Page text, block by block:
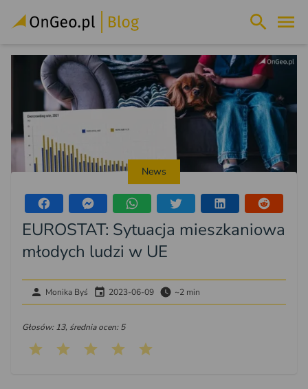
News
EUROSTAT: Sytuacja mieszkaniowa
młodych ludzi w UE
Monika Byś 2023-06-09 ~2 min
Głosów: 13, średnia ocen: 5